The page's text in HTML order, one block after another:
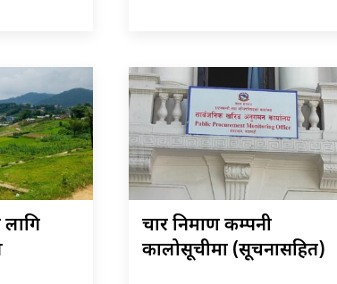
लागि
चार निर्माण कम्पनी
कालोसूचीमा (सूचनासहित)